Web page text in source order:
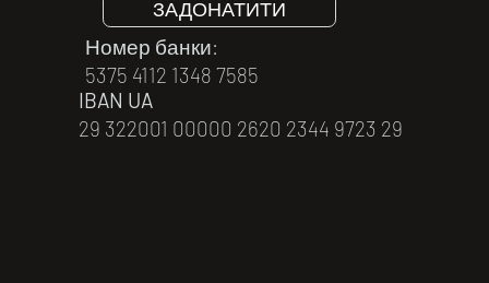
ЗАДОНАТИТИ
Номер банки:
5375 4112 1348 7585
IBAN UA
29 322001 00000 2620 2344 9723 29